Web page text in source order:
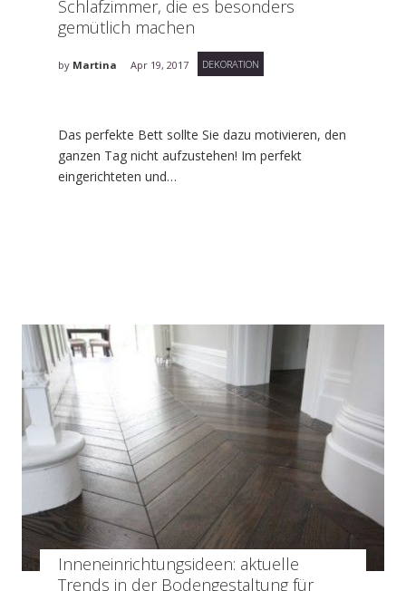
Schlafzimmer, die es besonders
gemütlich machen
by Martina Apr 19, 2017 DEKORATION
Das perfekte Bett sollte Sie dazu motivieren, den
ganzen Tag nicht aufzustehen! Im perfekt
eingerichteten und…
Inneneinrichtungsideen: aktuelle
Trends in der Bodengestaltung für